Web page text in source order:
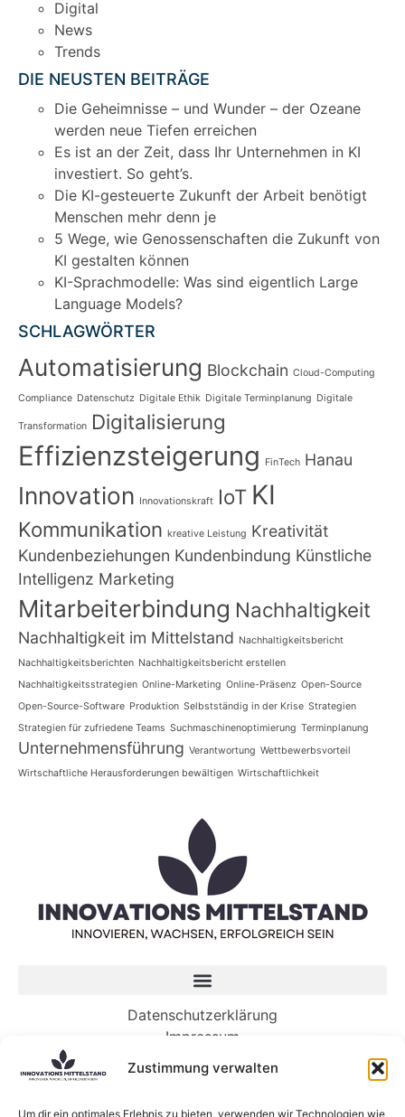
Zustimmung verwalten
Um dir ein optimales Erlebnis zu bieten, verwenden wir Technologien wie
Digital
News
Trends
DIE NEUSTEN BEITRÄGE
Die Geheimnisse – und Wunder – der Ozeane
werden neue Tiefen erreichen
Es ist an der Zeit, dass Ihr Unternehmen in KI
investiert. So geht’s.
Die KI-gesteuerte Zukunft der Arbeit benötigt
Menschen mehr denn je
5 Wege, wie Genossenschaften die Zukunft von
KI gestalten können
KI-Sprachmodelle: Was sind eigentlich Large
Language Models?
SCHLAGWÖRTER
Automatisierung Blockchain Cloud-Computing
Compliance Datenschutz Digitale Ethik Digitale Terminplanung Digitale
Transformation Digitalisierung
Effizienzsteigerung FinTech Hanau
Innovation Innovationskraft IoT KI
Kommunikation kreative Leistung Kreativität
Kundenbeziehungen Kundenbindung Künstliche
Intelligenz Marketing
Mitarbeiterbindung Nachhaltigkeit
Nachhaltigkeit im Mittelstand Nachhaltigkeitsbericht
Nachhaltigkeitsberichten Nachhaltigkeitsbericht erstellen
Nachhaltigkeitsstrategien Online-Marketing Online-Präsenz Open-Source
Open-Source-Software Produktion Selbstständig in der Krise Strategien
Strategien für zufriedene Teams Suchmaschinenoptimierung Terminplanung
Unternehmensführung Verantwortung Wettbewerbsvorteil
Wirtschaftliche Herausforderungen bewältigen Wirtschaftlichkeit
Datenschutzerklärung
Impressum
Neueste Beiträge
Die Geheimnisse – und Wunder – der Ozeane